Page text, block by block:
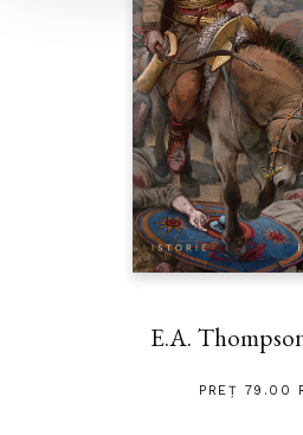
E.A.
PREȚ 79.00